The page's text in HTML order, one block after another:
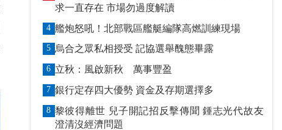
求一直存在 市場勿過度解讀
4 艦炮怒吼！北部戰區艦艇編隊高燃訓練現場
5 烏合之眾私相授受 記協選舉醜態畢露
6 立秋：風啟新秋 萬事豐盈
7 銀行定存四大優勢 資金及存期選擇多
8 黎彼得離世 兒子開記招反擊傳聞 鍾志光代故友
澄清沒經濟問題